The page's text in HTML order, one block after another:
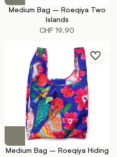
Medium Bag – Roeqiya Two
Islands
CHF 19.90
Medium Bag – Roeqiya Hiding